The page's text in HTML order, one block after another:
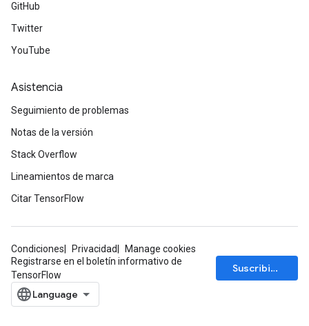
GitHub
Twitter
YouTube
Asistencia
Seguimiento de problemas
Notas de la versión
Stack Overflow
Lineamientos de marca
Citar TensorFlow
Condiciones Privacidad
Manage cookies
Registrarse en el boletín informativo de
TensorFlow
Suscribirse